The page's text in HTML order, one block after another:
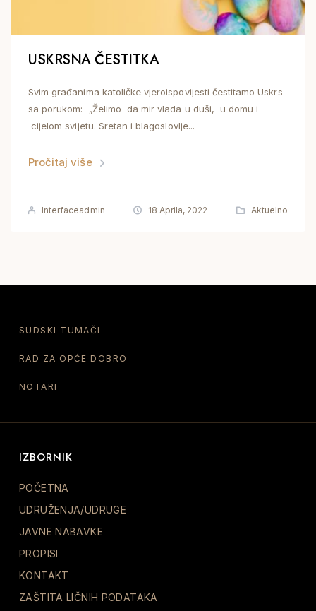
USKRSNA ČESTITKA
Svim građanima katoličke vjeroispovijesti čestitamo Uskrs
sa porukom: „Želimo da mir vlada u duši, u domu i
cijelom svijetu. Sretan i blagoslovlje...
Pročitaj više
Interfaceadmin 18 Aprila, 2022 Aktuelno
SUDSKI TUMAČI
RAD ZA OPĆE DOBRO
NOTARI
IZBORNIK
POČETNA
UDRUŽENJA/UDRUGE
JAVNE NABAVKE
PROPISI
KONTAKT
ZAŠTITA LIČNIH PODATAKA